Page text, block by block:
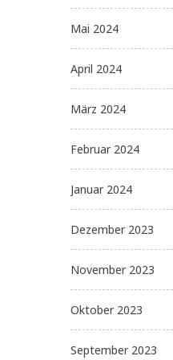
Mai 2024
April 2024
März 2024
Februar 2024
Januar 2024
Dezember 2023
November 2023
Oktober 2023
September 2023